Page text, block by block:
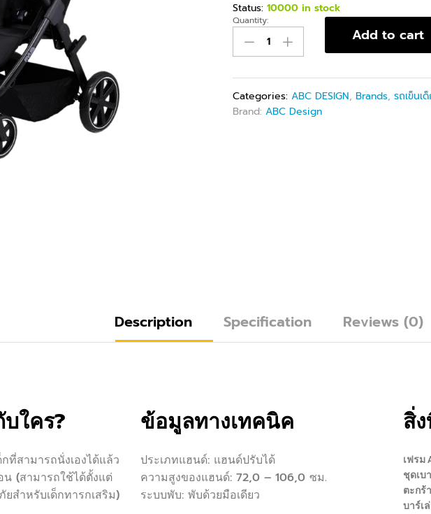
Status: 10000 in stock
Quantity:
Add to cart
Categories:ABC DESIGN,Brands,รถเข็นเ
Brand:ABC Design
Description Specification Reviews (0)
ใคร?
ที่สามารถนั่งเองได้แล้ว
(สามารถใช้ได้ตั้งแต่
ยสำหรับเด็กทารกเสริม)
ข้อมูลทางเทคนิค
ประเภทแฮนด์: แฮนด์ปรับได้
ความสูงของแฮนด์: 72,0 – 106,0 ซม.
ระบบพับ: พับด้วยมือเดียว
สิ่
เฟรม
ชุดเบ
ตะกร้
บาร์เ